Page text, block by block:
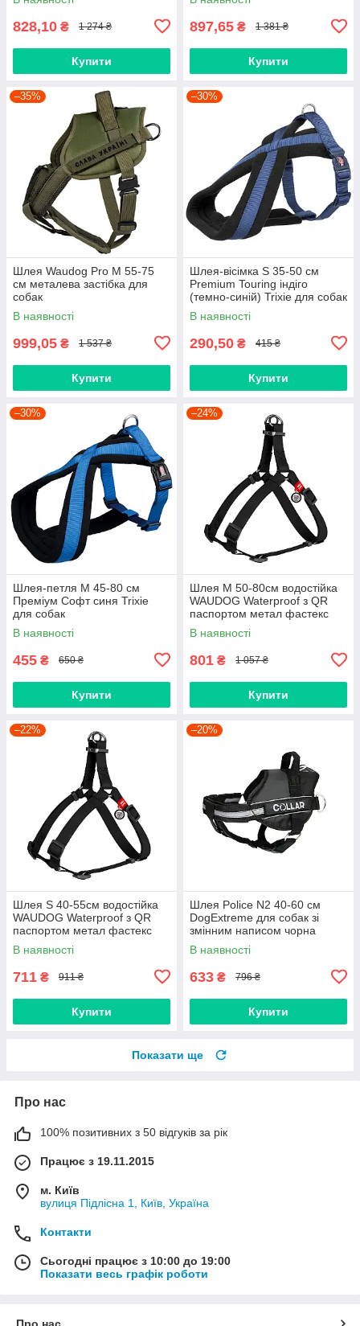
828,10 ₴ 1 274 ₴
Купити
897,65 ₴ 1 381 ₴
Купити
–35%
Шлея Waudog Pro М 55-75
см металева застібка для
собак
В наявності
999,05 ₴ 1 537 ₴
Купити
–30%
Шлея-вісімка S 35-50 см
Premium Touring індіго
(темно-синій) Trixie для собак
В наявності
290,50 ₴ 415 ₴
Купити
–30%
Шлея-петля М 45-80 см
Преміум Софт синя Trixie
для собак
В наявності
455 ₴ 650 ₴
Купити
–24%
Шлея М 50-80см водостійка
WAUDOG Waterproof з QR
паспортом метал фастекс
чорна для собак
В наявності
801 ₴ 1 057 ₴
Купити
–22%
Шлея S 40-55см водостійка
WAUDOG Waterproof з QR
паспортом метал фастекс
чорна для собак
В наявності
711 ₴ 911 ₴
Купити
–20%
Шлея Police N2 40-60 см
DogExtremе для собак зі
змінним написом чорна
В наявності
633 ₴ 796 ₴
Купити
Показати ще
Про нас
100% позитивних з 50 відгуків за рік
Працює з 19.11.2015
м. Київ
вулиця Підлісна 1, Київ, Україна
Контакти
Сьогодні працює з 10:00 до 19:00
Показати весь графік роботи